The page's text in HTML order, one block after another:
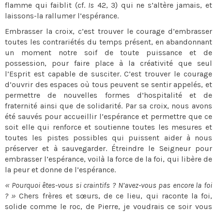
flamme qui faiblit (cf. Is 42, 3) qui ne s’altère jamais, et
laissons-la rallumer l’espérance.
Embrasser la croix, c’est trouver le courage d’embrasser
toutes les contrariétés du temps présent, en abandonnant
un moment notre soif de toute puissance et de
possession, pour faire place à la créativité que seul
l’Esprit est capable de susciter. C’est trouver le courage
d’ouvrir des espaces où tous peuvent se sentir appelés, et
permettre de nouvelles formes d’hospitalité et de
fraternité ainsi que de solidarité. Par sa croix, nous avons
été sauvés pour accueillir l’espérance et permettre que ce
soit elle qui renforce et soutienne toutes les mesures et
toutes les pistes possibles qui puissent aider à nous
préserver et à sauvegarder. Étreindre le Seigneur pour
embrasser l’espérance, voilà la force de la foi, qui libère de
la peur et donne de l’espérance.
« Pourquoi êtes-vous si craintifs ? N’avez-vous pas encore la foi
? » Chers frères et sœurs, de ce lieu, qui raconte la foi,
solide comme le roc, de Pierre, je voudrais ce soir vous